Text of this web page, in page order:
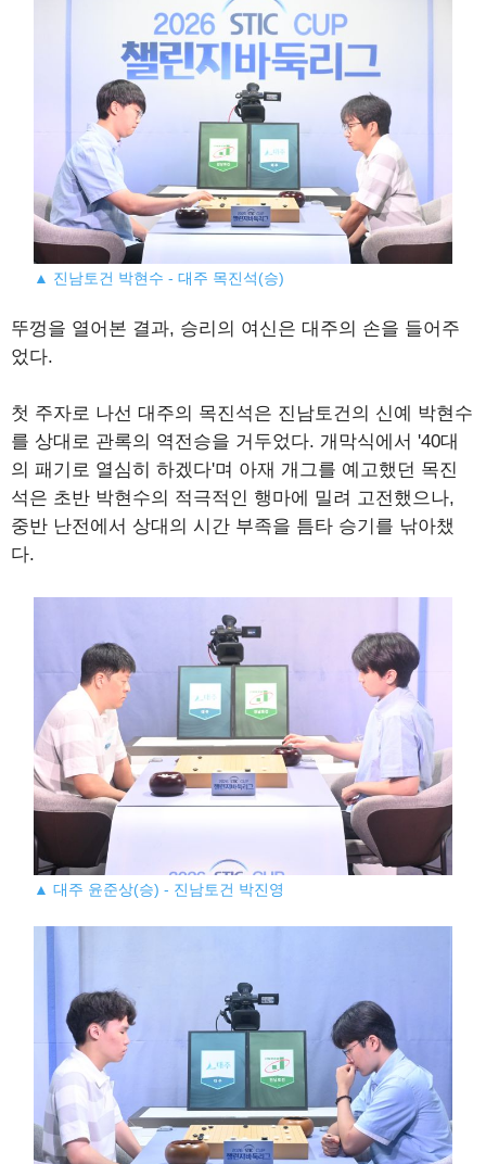
▲ 진남토건 박현수 - 대주 목진석(승)
뚜껑을 열어본 결과, 승리의 여신은 대주의 손을 들어주
었다.
첫 주자로 나선 대주의 목진석은 진남토건의 신예 박현수
를 상대로 관록의 역전승을 거두었다. 개막식에서 '40대
의 패기로 열심히 하겠다'며 아재 개그를 예고했던 목진
석은 초반 박현수의 적극적인 행마에 밀려 고전했으나,
중반 난전에서 상대의 시간 부족을 틈타 승기를 낚아챘
다.
▲ 대주 윤준상(승) - 진남토건 박진영